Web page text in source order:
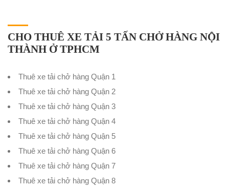
CHO THUÊ XE TẢI 5 TẤN CHỞ HÀNG NỘI
THÀNH Ở TPHCM
Thuê xe tải chở hàng Quận 1
Thuê xe tải chở hàng Quận 2
Thuê xe tải chở hàng Quận 3
Thuê xe tải chở hàng Quận 4
Thuê xe tải chở hàng Quận 5
Thuê xe tải chở hàng Quận 6
Thuê xe tải chở hàng Quận 7
Thuê xe tải chở hàng Quận 8